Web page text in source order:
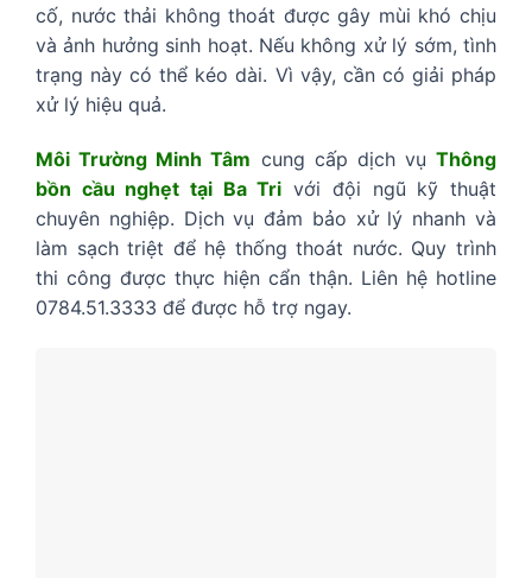
cố, nước thải không thoát được gây mùi khó chịu
và ảnh hưởng sinh hoạt. Nếu không xử lý sớm, tình
trạng này có thể kéo dài. Vì vậy, cần có giải pháp
xử lý hiệu quả.
Môi Trường Minh Tâm cung cấp dịch vụ Thông
bồn cầu nghẹt tại Ba Tri với đội ngũ kỹ thuật
chuyên nghiệp. Dịch vụ đảm bảo xử lý nhanh và
làm sạch triệt để hệ thống thoát nước. Quy trình
thi công được thực hiện cẩn thận. Liên hệ hotline
0784.51.3333 để được hỗ trợ ngay.